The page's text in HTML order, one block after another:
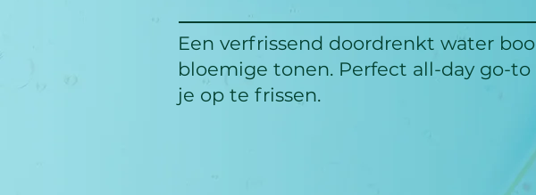
Een verfrissend doordrenkt water
bloemige tonen. Perfect all-day go-
je op te frissen.